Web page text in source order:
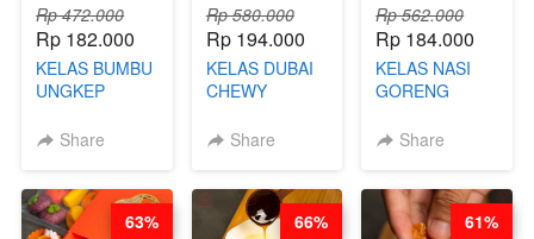
Rp 472.000
Rp 182.000
KELAS BUMBU
UNGKEP
KEMASAN - BY
Share
Rp 580.000
Rp 194.000
KELAS DUBAI
CHEWY
VIRAL
DITA
Share
Rp 562.000
Rp 184.000
KELAS NASI
GORENG
CHINESE WOK
CHEF
STEPHANIE
Share
63% 66% 61%